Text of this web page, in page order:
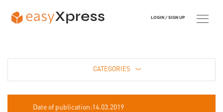
CATEGORIES
Date of publication:14.03.2019
LOGIN / SIGN UP